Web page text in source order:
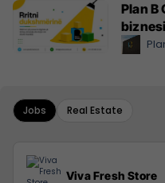
Plan B
Jobs Real Estate
Viva Fresh Store